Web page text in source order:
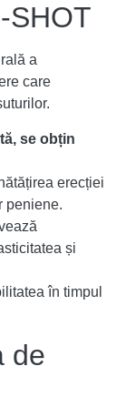
SHOT
a
care
se obțin
erecției
peniene.
și
în timpul
de